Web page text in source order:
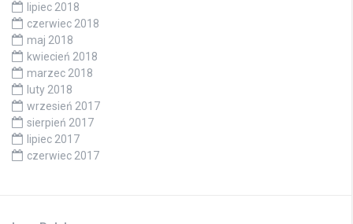
lipiec 2018
czerwiec 2018
maj 2018
kwiecień 2018
marzec 2018
luty 2018
wrzesień 2017
sierpień 2017
lipiec 2017
czerwiec 2017